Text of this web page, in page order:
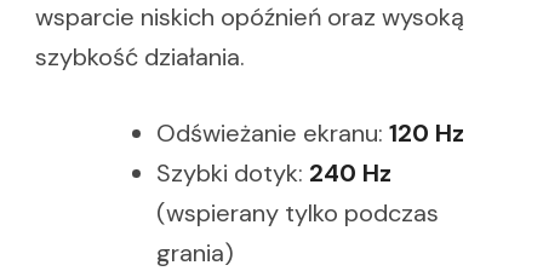
wsparcie niskich opóźnień oraz wysoką
szybkość działania.
Odświeżanie ekranu: 120 Hz
Szybki dotyk: 240 Hz
(wspierany tylko podczas
grania)